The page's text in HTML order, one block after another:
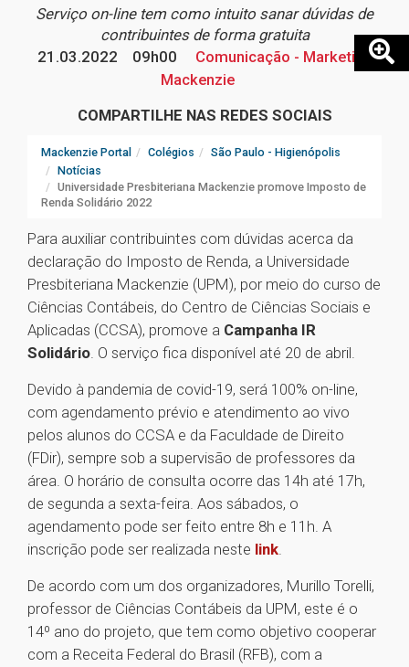
Serviço on-line tem como intuito sanar dúvidas de
contribuintes de forma gratuita
21.03.2022
09h00
Comunicação - Marketing
Mackenzie
COMPARTILHE NAS REDES SOCIAIS
Mackenzie Portal Colégios
São Paulo - Higienópolis
Notícias
Universidade Presbiteriana Mackenzie promove Imposto de
Renda Solidário 2022
Para auxiliar contribuintes com dúvidas acerca da
declaração do Imposto de Renda, a Universidade
Presbiteriana Mackenzie (UPM), por meio do curso de
Ciências Contábeis, do Centro de Ciências Sociais e
Aplicadas (CCSA), promove a Campanha IR
Solidário. O serviço fica disponível até 20 de abril.
Devido à pandemia de covid-19, será 100% on-line,
com agendamento prévio e atendimento ao vivo
pelos alunos do CCSA e da Faculdade de Direito
(FDir), sempre sob a supervisão de professores da
área. O horário de consulta ocorre das 14h até 17h,
de segunda a sexta-feira. Aos sábados, o
agendamento pode ser feito entre 8h e 11h. A
inscrição pode ser realizada neste link.
De acordo com um dos organizadores, Murillo Torelli,
professor de Ciências Contábeis da UPM, este é o
14º ano do projeto, que tem como objetivo cooperar
com a Receita Federal do Brasil (RFB), com a